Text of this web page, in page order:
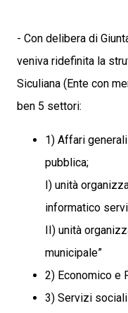
- Con delibera di
veniva ridefinita la
Siculiana (Ente con
ben 5 settori:
1) Affari
pubblica;
I) unità
informatico
II) unità
municipale”
2) Economico e
3) Servizi